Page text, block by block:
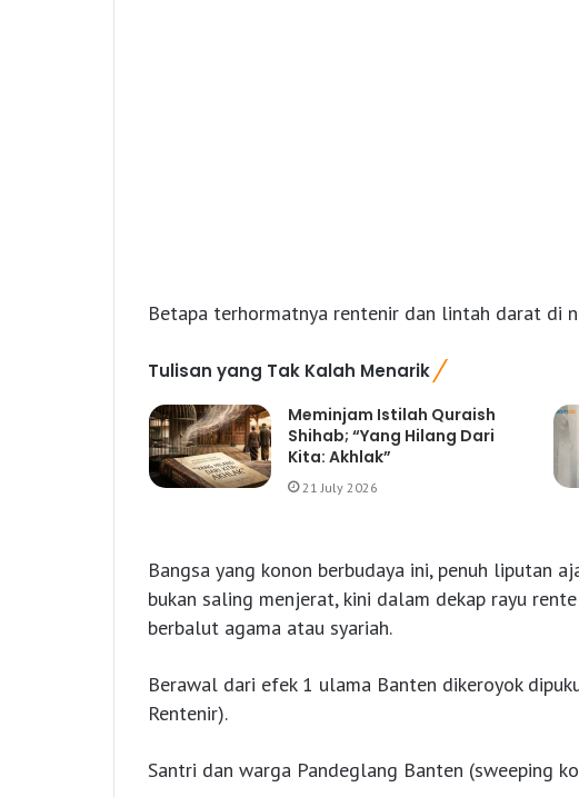
Betapa terhormatnya rentenir dan lintah darat di
Tulisan yang Tak Kalah Menarik
Meminjam Istilah Quraish
Shihab; “Yang Hilang Dari
Kita: Akhlak”
21 July 2026
Bangsa yang konon berbudaya ini, penuh liputan
bukan saling menjerat, kini dalam dekap rayu
berbalut agama atau syariah.
Berawal dari efek 1 ulama Banten dikeroyok
Rentenir).
Santri dan warga Pandeglang Banten (sweeping